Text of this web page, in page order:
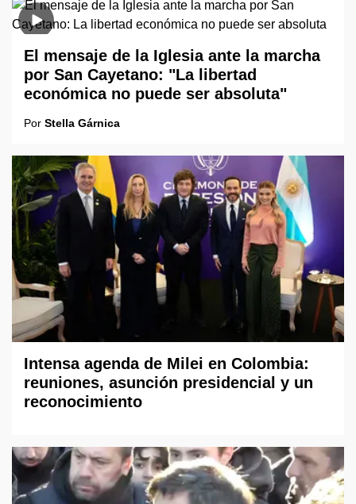
El mensaje de la Iglesia ante la marcha
por San Cayetano: "La libertad
económica no puede ser absoluta"
Por Stella Gárnica
Intensa agenda de Milei en Colombia:
reuniones, asunción presidencial y un
reconocimiento